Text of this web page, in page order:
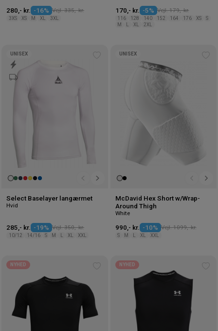
280,- kr. -16% Vejl. 335,- kr.
3XS XS M XL 3XL
170,- kr. -5% Vejl. 179,- kr.
116 128 140 152 164 176 XS
S
M
XL 2XL
UNISEX
Select Baselayer langærmet
Hvid
285,- kr. -19% Vejl. 350,- kr.
10/12 14/16 S M XL XXL
UNISEX
McDavid Hex Short w/Wrap-
Around Thigh
White
990,- kr. -10% Vejl. 1099,- kr.
S M XL XXL
NYHED NYHED